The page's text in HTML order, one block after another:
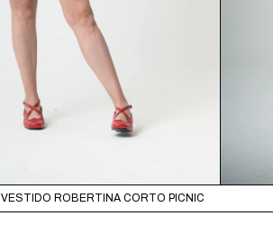
VESTIDO ROBERTINA CORTO PICNIC